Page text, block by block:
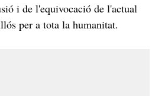
i de l'equivocació de l'actual
per a tota la humanitat.